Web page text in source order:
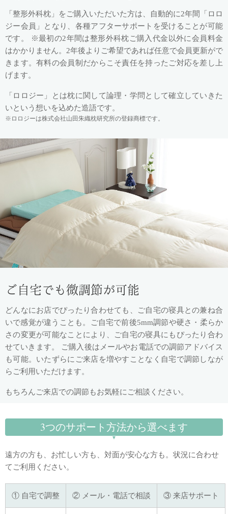
「整形外科枕」をご購入いただいた方は、自動的に2年間「ロロ
ジー会員」となり、各種アフターサポートを受けることが可能
です。
※最初の2年間は整形外科枕ご購入代金以外に会員料金
はかかりません。2年後よりご希望であれば任意で会員更新がで
きます。有料の会員制だからこそ責任を持ったご対応を差し上
げます。
「ロロジー」とは枕に関して論理・学問として確立していきた
いという想いを込めた造語です。
ロロジーは株式会社山田朱織枕研究所の登録商標です。
ご自宅でも微調節が可能
どんなにお店でぴったり合わせても、ご自宅の寝具との兼ね合
いで感覚が違うことも。ご自宅で前後5mm調節や硬さ・柔らか
さの変更が可能なことにより、ご自宅の寝具にもぴったり合わ
せていきます。
ご購入後はメールやお電話での調節アドバイス
も可能。いたずらにご来店を増やすことなく自宅で調節しなが
らご利用いただけます。
もちろんご来店での調節もお気軽にご相談ください。
3つのサポート方法から選べます
遠方の方も、お忙しい方も、対面が安心な方も。状況に合わせ
てご利用ください。
① 自宅で調整 ② メール・電話で相談 ③ 来店サポート